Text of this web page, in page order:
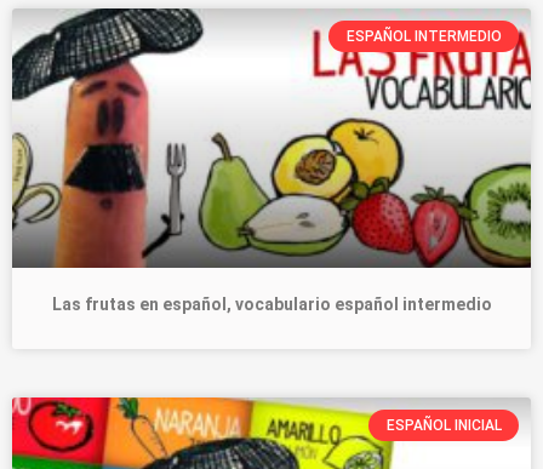
ESPAÑOL INTERMEDIO
Las frutas en español, vocabulario español intermedio
ESPAÑOL INICIAL